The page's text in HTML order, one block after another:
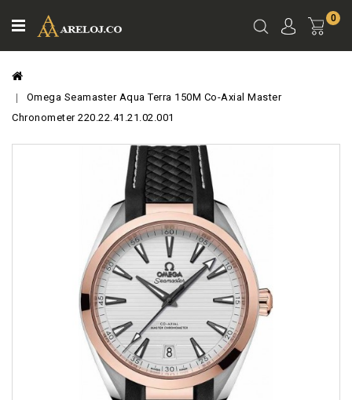
0
Omega Seamaster Aqua Terra 150M Co-Axial Master
Chronometer 220.22.41.21.02.001